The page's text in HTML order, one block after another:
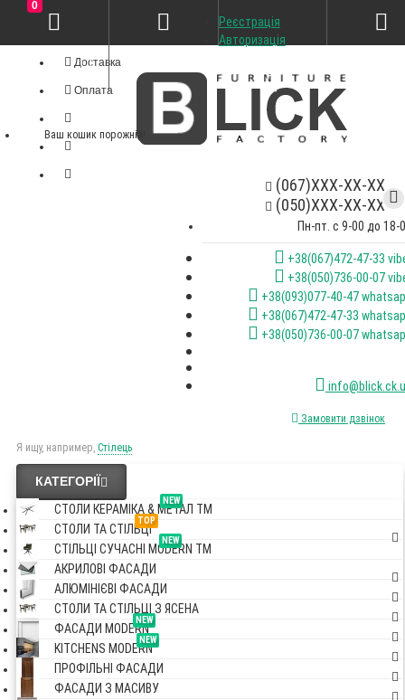
Доставка
Оплата
(067)XXX-XX-XX
(050)XXX-XX-XX
Пн-пт. с 9-00 до 18-
+38(067)472-47-33
+38(050)736-00-07
+38(093)077-40-47
+38(067)472-47-33
+38(050)736-00-07
Замовити дзвінок
Я ищу, например, Стілець
Реєстрація
Авторизація
0
Ваш кошик порожній!
КАТЕГОРІЇ
NEW
СТОЛИ КЕРАМІКА & МЕТАЛ TM
TOP
СТОЛИ ТА СТІЛЬЦІ
NEW
СТІЛЬЦІ СУЧАСНІ MODERN TM
АКРИЛОВІ ФАСАДИ
АЛЮМІНІЄВІ ФАСАДИ
СТОЛИ ТА СТІЛЬЦІ З ЯСЕНА
NEW
ФАСАДИ MODERN
NEW
KITCHENS MODERN
ПРОФІЛЬНІ ФАСАДИ
ФАСАДИ З МАСИВУ